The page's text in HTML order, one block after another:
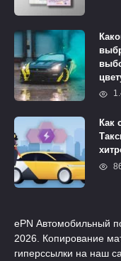
Как
ePN Автомобильный
2026. Копирование
гиперссылки на наш